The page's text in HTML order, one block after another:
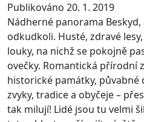
Publikováno 20. 1. 2019
Nádherné panorama
odkudkoli. Husté, zdravé
louky, na nichž se pokojně
ovečky. Romantická přírodní
historické památky,
zvyky, tradice a obyčeje –
tak milují! Lidé jsou tu velmi